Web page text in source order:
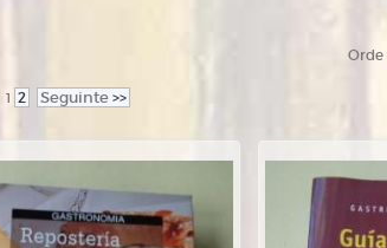
Orde
1 2 Seguinte >>